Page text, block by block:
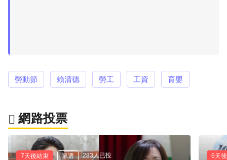
勞動節 賴清德 勞工 工資 育嬰
網路投票
7天後結束 單選 283人已投 6天